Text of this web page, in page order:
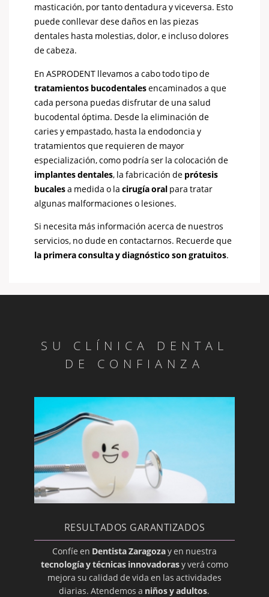
masticación, por tanto dentadura y viceversa. Esto
puede conllevar dese daños en las piezas
dentales hasta molestias, dolor, e incluso dolores
de cabeza.
En ASPRODENT llevamos a cabo todo tipo de
tratamientos bucodentalesencaminados a que
cada persona puedas disfrutar de una salud
bucodental óptima. Desde la eliminación de
caries y empastado, hasta la endodoncia y
tratamientos que requieren de mayor
especialización, como podría ser la colocación de
implantes dentales, la fabricación de prótesis
bucalesa medida o lacirugía oral para tratar
algunas malformaciones o lesiones.
Si necesita más información acerca de nuestros
servicios, no dude en contactarnos. Recuerde que
la primera consulta y diagnóstico son gratuitos.
SU CLÍNICA DENTAL
DE CONFIANZA
RESULTADOS GARANTIZADOS
Confíe en Dentista Zaragozay en nuestra
tecnología y técnicas innovadorasy verá como
mejora su calidad de vida en las actividades
diarias. Atendemos a niños y adultos.